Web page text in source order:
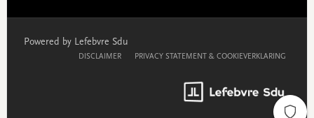
Powered by Lefebvre Sdu
DISCLAIMER PRIVACY STATEMENT & COOKIEVERKLARING